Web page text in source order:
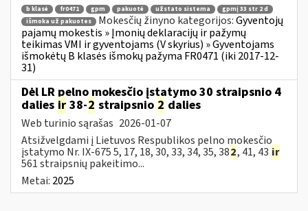
b klasė fr0471 gpm pakuotė užstato sistema
gpmį 33 str 2 d
išmoka už pakuotes
Mokesčių žinyno kategorijos:Gyventojų
pajamų mokestis » Įmonių deklaracijų ir pažymų
teikimas VMI ir gyventojams (V skyrius) » Gyventojams
išmokėtų B klasės išmokų pažyma FR0471 (iki 2017-12-
31)
Dėl LR pelno mokesčio įstatymo 30 straipsnio 4
dalies ir 38-2 straipsnio 2 dalies
Web turinio sąrašas 2026-01-07
Atsižvelgdami į Lietuvos Respublikos pelno mokesčio
įstatymo Nr. IX-675 5, 17, 18, 30, 33, 34, 35, 382, 41, 43 ir
561 straipsnių pakeitimo...
Metai: 2025